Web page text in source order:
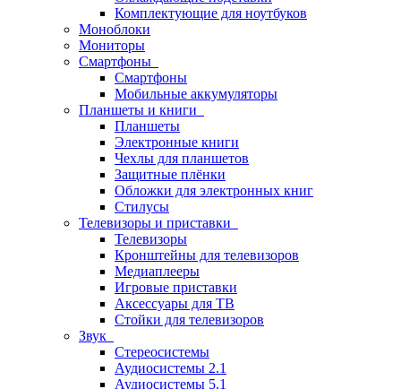
Комплектующие для ноутбуков
Моноблоки
Мониторы
Смартфоны
Смартфоны
Мобильные аккумуляторы
Планшеты и книги
Планшеты
Электронные книги
Чехлы для планшетов
Защитные плёнки
Обложки для электронных книг
Стилусы
Телевизоры и приставки
Телевизоры
Кронштейны для телевизоров
Медиаплееры
Игровые приставки
Аксессуары для ТВ
Стойки для телевизоров
Звук
Стереосистемы
Аудиосистемы 2.1
Аудиосистемы 5.1